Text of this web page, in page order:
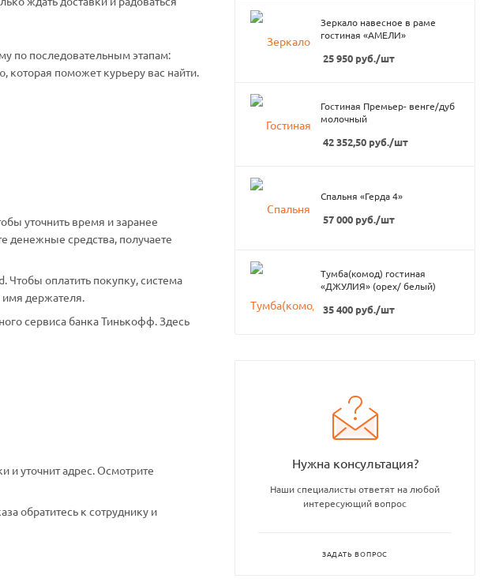
по последовательным этапам:
которая поможет курьеру вас найти.
уточнить время и заранее
денежные средства, получаете
Чтобы оплатить покупку, система
держателя.
сервиса банка Тинькофф. Здесь
и уточнит адрес. Осмотрите
обратитесь к сотруднику и
Зеркало навесное в раме
гостиная «АМЕЛИ»
25 950 руб./шт
Гостиная Премьер- венге/дуб
молочный
42 352,50 руб./шт
Спальня «Герда 4»
57 000 руб./шт
Тумба(комод) гостиная
«ДЖУЛИЯ» (орех/ белый)
35 400 руб./шт
Нужна консультация?
Наши специалисты ответят на любой
интересующий вопрос
ЗАДАТЬ ВОПРОС